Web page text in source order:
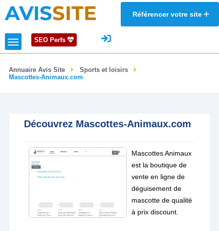
AVISSITE Référencer votre site
SEO Perfs
Annuaire Avis Site
Sports et loisirs
Mascottes-Animaux.com
Découvrez Mascottes-Animaux.com
Mascottes Animaux
est la boutique de
vente en ligne de
déguisement de
mascotte de qualité
à prix discount.